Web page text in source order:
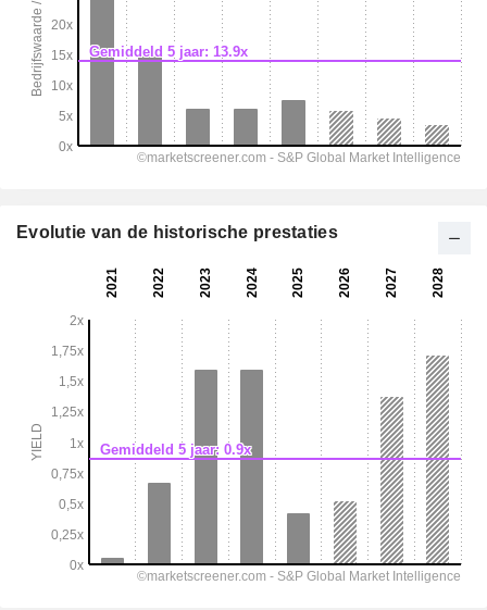
Evolutie van de historische prestaties